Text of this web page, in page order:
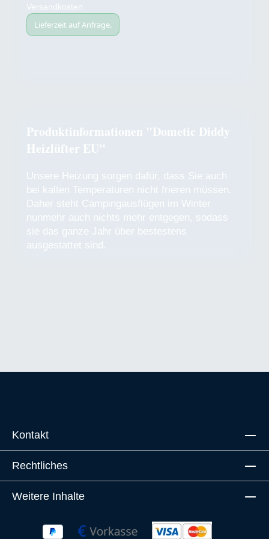
Versandkosten
Lieferzeit auf Anfrage.
Produktinformationen "Dometic Diddy
Heizlüfter EU"
Unsere Heizung sorgen dafür, dass Sie auch
bei kalten Temperaturen nicht frieren müssen.
Daher steht Campingausflügen im Winter
nunmehr auch nichts mehr entgegen, sodass
sie das ganze Jahr über bestestens
ausgestattet sind.
Kontakt
Rechtliches
Weitere Inhalte